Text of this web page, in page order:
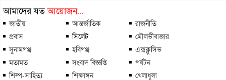
আমাদের যতআয়োজন...
জাতীয় আন্তর্জাতিক
রাজনীতি
প্রবাস
সিলেট
মৌলভীবাজার
সুনামগঞ্জ
হবিগঞ্জ
এক্সক্লুসিভ
মতামত
সংবাদ বিজ্ঞপ্তি
পর্যটন
শিল্প-সাহিত্য
শিক্ষাঙ্গন
খেলাধুলা